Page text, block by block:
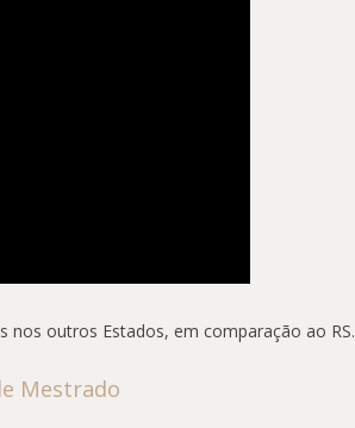
nos outros Estados, em comparação ao RS.
Mestrado